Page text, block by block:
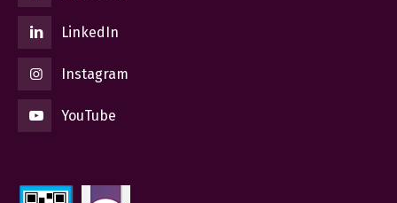
LinkedIn
Instagram
YouTube